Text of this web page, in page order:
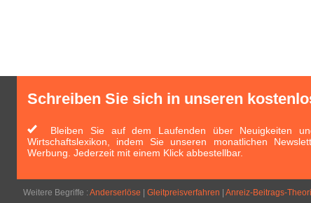
Schreiben Sie sich in unseren
Bleiben Sie auf dem Laufenden über Neuigkeiten
Wirtschaftslexikon, indem Sie unseren monatlichen
Werbung. Jederzeit mit einem Klick abbestellbar.
Weitere Begriffe : Anderserlöse Gleitpreisverfahren Anreiz-Beitrags-